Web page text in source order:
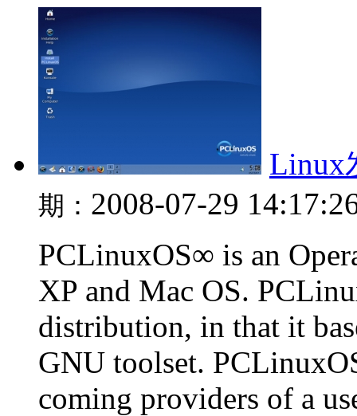
Linux
期： 2008-07-29
PCLinuxOS∞ is an
XP and Mac OS.
distribution, in that it
GNU toolset.
coming providers of a